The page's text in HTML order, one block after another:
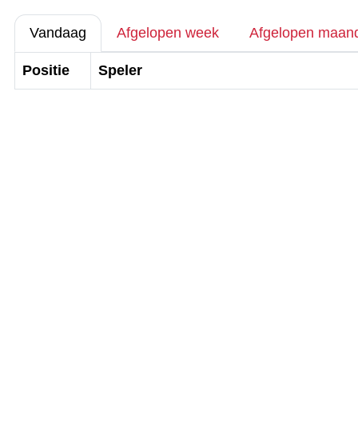
Vandaag Afgelopen week Afgelopen
Positie Speler